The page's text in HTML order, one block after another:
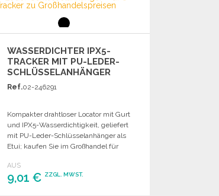
WASSERDICHTER IPX5-
TRACKER MIT PU-LEDER-
SCHLÜSSELANHÄNGER
Ref.02-246291
Kompakter drahtloser Locator mit Gurt
und IPX5-Wasserdichtigkeit, geliefert
mit PU-Leder-Schlüsselanhänger als
Etui; kaufen Sie im Großhandel für
AUS
9,01 € ZZGL. MWST.